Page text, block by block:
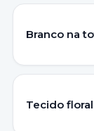
Branco na
Tecido floral